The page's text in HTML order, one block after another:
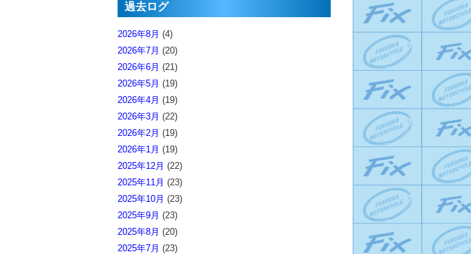
過去ログ
2026年8月 (4)
2026年7月 (20)
2026年6月 (21)
2026年5月 (19)
2026年4月 (19)
2026年3月 (22)
2026年2月 (19)
2026年1月 (19)
2025年12月 (22)
2025年11月 (23)
2025年10月 (23)
2025年9月 (23)
2025年8月 (20)
2025年7月 (23)